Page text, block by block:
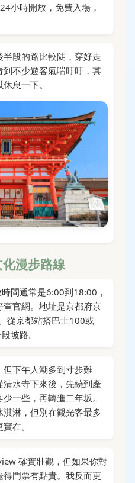
小時開放，免費入場，
段的路比較陡，穿好走
不少遊客氣喘吁吁，其
息一下。
漫步路線
間通常是6:00到18:00，
官網。地址是京都府京
從京都站搭巴士100或
坡路。
下午人潮多到寸步難
水寺下來後，先繞到產
一些，再轉進二年坂。
淋，但別在觀光客最多
在。
確實壯觀，但如果你對
門票有點貴。我反而更